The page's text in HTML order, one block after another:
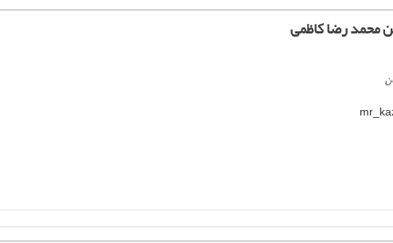
محمد رضا کاظمی